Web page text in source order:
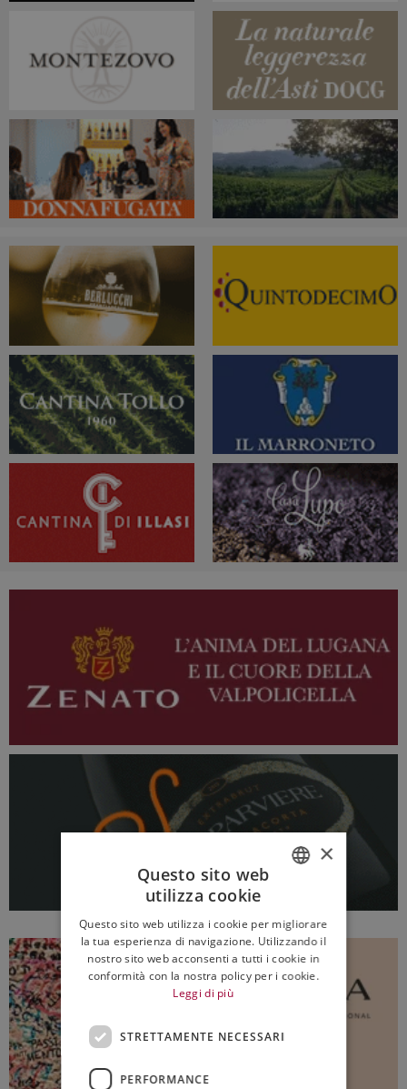
ENGLISH
×
Questo sito web
utilizza cookie
Questo sito web utilizza i cookie per migliorare
la tua esperienza di navigazione. Utilizzando il
nostro sito web acconsenti a tutti i cookie in
conformità con la nostra policy per i cookie.
Leggi di più
STRETTAMENTE NECESSARI
PERFORMANCE